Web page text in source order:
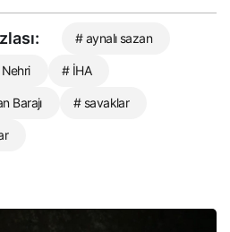
# aynalı sazan
Nehri # İHA
Barajı # savaklar